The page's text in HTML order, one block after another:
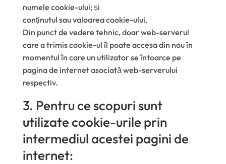
numele cookie-ului; și
conținutul sau valoarea cookie-ului.
Din punct de vedere tehnic, doar web-serverul
care a trimis cookie-ul îl poate accesa din nou în
momentul în care un utilizator se întoarce pe
pagina de internet asociată web-serverului
respectiv.
3. Pentru ce scopuri sunt
utilizate cookie-urile prin
intermediul acestei pagini de
internet: